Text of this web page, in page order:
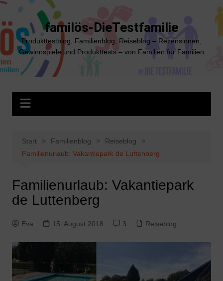
Zum
springen
familös-DieTestfamilie
Produkttestblog, Familienblog, Reiseblog – Rezensionen,
Gewinnspiele und Produkttests – von Familien für Familien
Start Familienblog
Reiseblog
Familienurlaub: Vakantiepark de Luttenberg
Familienurlaub: Vakantiepark
de Luttenberg
Eva 15. August 2018 3 Reiseblog